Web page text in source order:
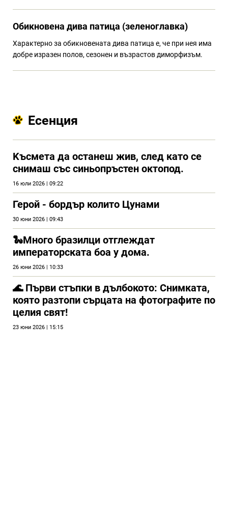
Обикновена дива патица (зеленоглавка)
Характерно за обикновената дива патица е, че при нея има
добре изразен полов, сезонен и възрастов диморфизъм.
Есенция
Kъсмета да останеш жив, след като се
снимаш със синьопръстен октопод.
16 юли 2026 | 09:22
Герой - бордър колито Цунами
30 юни 2026 | 09:43
🐍Много бразилци отглеждат
императорската боа у дома.
26 юни 2026 | 10:33
🌊 Първи стъпки в дълбокото: Снимката,
която разтопи сърцата на фотографите по
целия свят!
23 юни 2026 | 15:15